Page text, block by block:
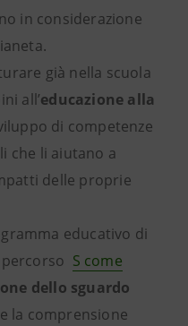
in considerazione
già nella scuola
all’educazione alla
di competenze
che li aiutano a
delle proprie
educativo di
S come
dello sguardo
la comprensione